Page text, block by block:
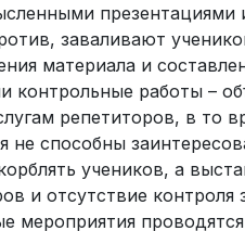
заваливают
материала и
контрольные работы –
репетиторов, в то
не способны
учеников, а
и отсутствие
мероприятия